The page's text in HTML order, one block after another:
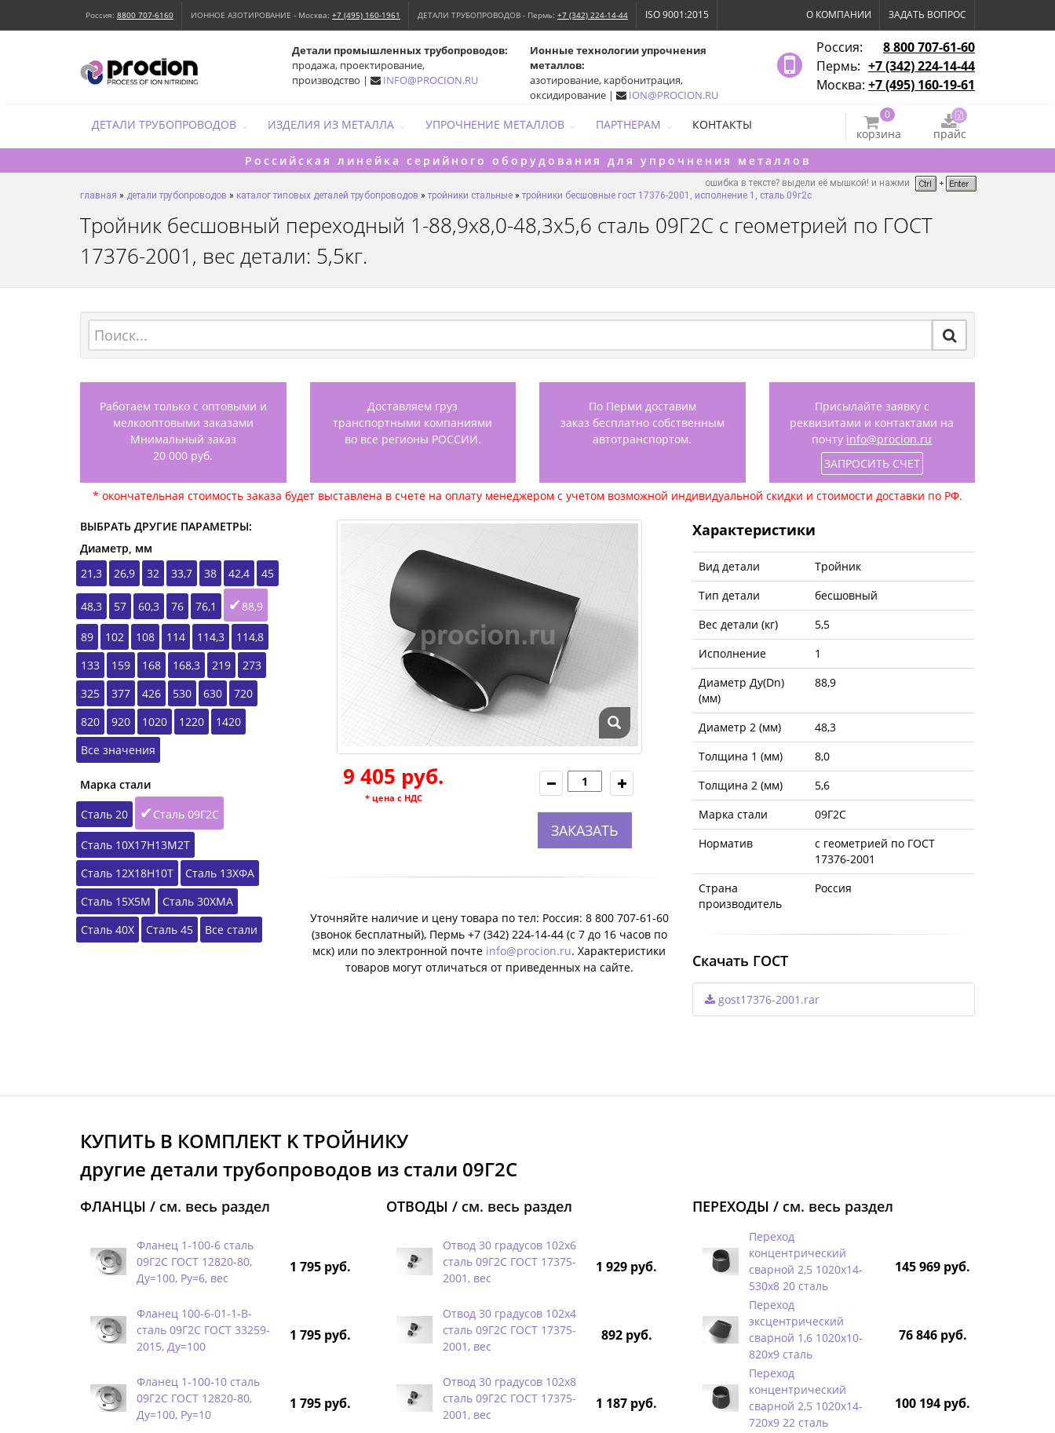
О КОМПАНИИ ЗАДАТЬ ВОПРОС
Россия: 8800 707-6160 ИОННОЕ АЗОТИРОВАНИЕ - Москва: +7 (495) 160-1961 ДЕТАЛИ ТРУБОПРОВОДОВ - Пермь: +7 (342) 224-14-44 ISO 9001:2015
Россия:
8 800 707-61-60
Пермь: +7 (342) 224-14-44
Москва: +7 (495) 160-19-61
Ионные технологии упрочнения
металлов:
азотирование, карбонитрация,
оксидирование |
ION@PROCION.RU
Детали промышленных трубопроводов:
продажа, проектирование,
производство |
INFO@PROCION.RU
ДЕТАЛИ ТРУБОПРОВОДОВ ИЗДЕЛИЯ ИЗ МЕТАЛЛА УПРОЧНЕНИЕ МЕТАЛЛОВ ПАРТНЕРАМ КОНТАКТЫ
0
корзина
прайс
Российская линейка серийного оборудования для упрочнения металлов
ошибка в тексте? выдели её мышкой! и нажми
главная » детали трубопроводов » каталог типовых деталей трубопроводов » тройники стальные » тройники бесшовные гост 17376-2001, исполнение 1, сталь 09г2с
Тройник бесшовный переходный 1-88,9х8,0-48,3х5,6 сталь 09Г2С с геометрией по ГОСТ
17376-2001, вес детали: 5,5кг.
Работаем только с оптовыми и
мелкооптовыми заказами
Мнимальный заказ
20 000 руб.
Доставляем груз
транспортными компаниями
во все регионы РОССИИ.
По Перми доставим
заказ бесплатно собственным
автотранспортом.
Присылайте заявку с
реквизитами и контактами на
почту info@procion.ru
ЗАПРОСИТЬ СЧЕТ
* окончательная стоимость заказа будет выставлена в счете на оплату менеджером с учетом возможной индивидуальной скидки и стоимости доставки по РФ.
ВЫБРАТЬ ДРУГИЕ ПАРАМЕТРЫ:
Диаметр, мм
21,3
26,9 32 33,7 38 42,4 45
48,3 57 60,3 76 76,1 88,9
89 102 108 114 114,3
114,8
133
159 168 168,3 219
273
325
377 426 530 630
720
820
920 1020 1220
1420
Все значения
Марка стали
Сталь 20
Сталь 09Г2С
Сталь 10Х17Н13М2Т
Сталь 12Х18Н10Т
Сталь 13ХФА
Сталь 15Х5М
Сталь 30ХМА
Сталь 40Х
Сталь 45 Все стали
9 405 руб.
* цена с НДС
ЗАКАЗАТЬ
Уточняйте наличие и цену товара по тел: Россия: 8 800 707-61-60
(звонок бесплатный), Пермь +7 (342) 224-14-44 (c 7 до 16 часов по
мск) или по электронной почте info@procion.ru. Характеристики
товаров могут отличаться от приведенных на сайте.
Характеристики
Вид детали
Тройник
Тип детали
бесшовный
Вес детали (кг)
5,5
Исполнение
1
Диаметр Ду(Dn)
(мм)
88,9
Диаметр 2 (мм)
48,3
Толщина 1 (мм)
8,0
Толщина 2 (мм)
5,6
Марка стали
09Г2С
Норматив
с геометрией по ГОСТ
17376-2001
Страна
производитель
Россия
Скачать ГОСТ
gost17376-2001.rar
КУПИТЬ В КОМПЛЕКТ K ТРОЙНИКУ
другие детали трубопроводов из стали 09Г2С
ФЛАНЦЫ / см. весь раздел
Фланец 1-100-6 сталь
09Г2С ГОСТ 12820-80,
Ду=100, Ру=6, вес
1 795 руб.
Фланец 100-6-01-1-B-
сталь 09Г2С ГОСТ 33259-
2015, Ду=100
1 795 руб.
Фланец 1-100-10 сталь
09Г2С ГОСТ 12820-80,
Ду=100, Ру=10
1 795 руб.
ОТВОДЫ / см. весь раздел
Отвод 30 градусов 102х6
сталь 09Г2С ГОСТ 17375-
2001, вес
1 929 руб.
Отвод 30 градусов 102х4
сталь 09Г2С ГОСТ 17375-
2001, вес
892 руб.
Отвод 30 градусов 102х8
сталь 09Г2С ГОСТ 17375-
2001, вес
1 187 руб.
ПЕРЕХОДЫ / см. весь раздел
Переход
концентрический
сварной 2,5 1020х14-
530х8 20 сталь
145 969 руб.
Переход
эксцентрический
сварной 1,6 1020х10-
820х9 сталь
76 846 руб.
Переход
концентрический
сварной 2,5 1020х14-
720х9 22 сталь
100 194 руб.